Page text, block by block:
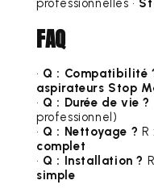
professionnelles •
FAQ
• Q : Compatibilité
aspirateurs Stop
• Q : Durée de vie ?
professionnel)
• Q : Nettoyage ? R :
complet
• Q : Installation ?
simple